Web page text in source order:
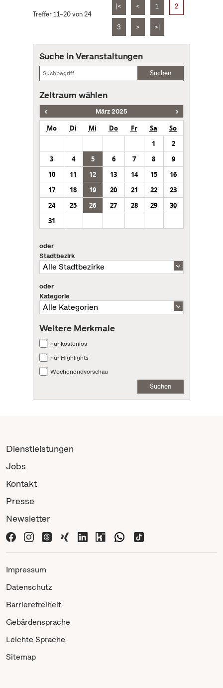
Treffer 11–20 von 24
|< < 1 2
3 > >|
Suche in Veranstaltungen
Suchen
Zeitraum wählen
März 2025
Mo Di Mi Do Fr Sa
So
1
2
3
4 5 6 7 8
9
10
11 12 13 14 15
16
17
18 19 20 21 22
23
24
25 26 27 28 29
30
31
oder
Stadtbezirk
oder
Kategorie
Weitere Merkmale
nur kostenlos
nur Highlights
Wochenendvorschau
Suchen
Dienstleistungen
Jobs
Kontakt
Presse
Newsletter
Impressum
Datenschutz
Barrierefreiheit
Gebärdensprache
Leichte Sprache
Sitemap